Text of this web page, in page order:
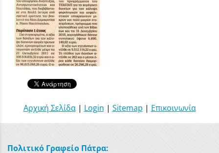
Αρχική Σελίδα| Login | Sitemap | Επικοινωνία
Πολιτικό Γραφείο Πάτρα: